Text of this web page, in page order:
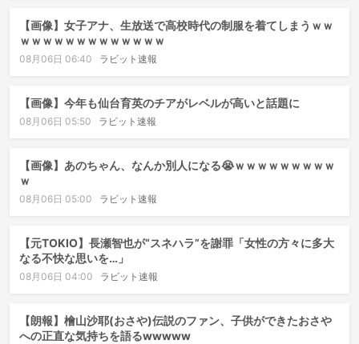
【画像】女子アナ、生放送で高校時代の制服を着てしまうｗｗ
ｗｗｗｗｗｗｗｗｗｗｗｗｗ
08月06日 06:40 ラビット速報
【画像】今年も仙台育英のチアがレベルが高いと話題に
08月06日 05:50 ラビット速報
【画像】あのちゃん、なんか別人になる😭ｗｗｗｗｗｗｗｗｗ
ｗ
08月06日 05:00 ラビット速報
【元TOKIO】長瀬智也が“スネハラ”を謝罪「女性の方々に多大
なる不快な思いを…」
08月06日 04:00 ラビット速報
【朗報】檜山沙耶(おさや)伝説のファン、子供ができたおさや
への正直な気持ちを語るwwwww